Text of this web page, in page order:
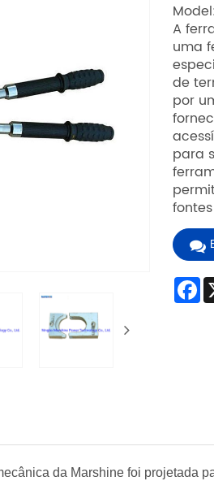
A
uma
de
por
para
da Marshine foi projetada